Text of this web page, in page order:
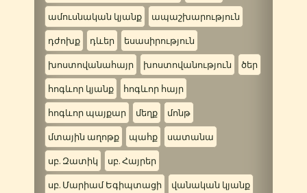
ամուսնական կյանք ապաշխարություն
դժոխք դևեր եսասիրություն
խոստովանահայր խոստովանություն ծեր
հոգևոր կյանք հոգևոր հայր
հոգևոր պայքար մեղք մոնթ
մտային աղոթք պահք սատանա
սբ. Զատիկ սբ. Հայրեր
սբ. Մարիամ Եգիպտացի վանական կյանք